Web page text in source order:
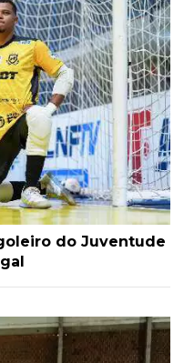
do Juventude